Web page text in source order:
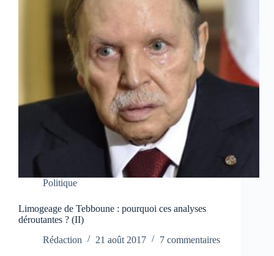
Politique
Limogeage de Tebboune : pourquoi ces analyses
déroutantes ? (II)
Rédaction
21 août 2017 7 commentaires